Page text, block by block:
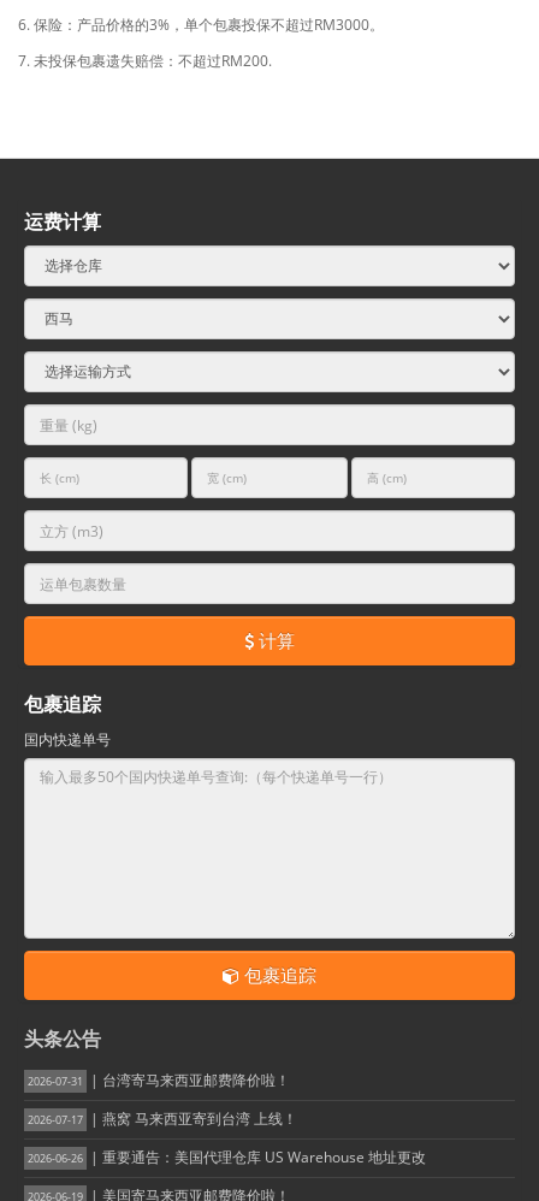
6. 保险：产品价格的3%，单个包裹投保不超过RM3000。
7. 未投保包裹遗失赔偿：不超过RM200.
运费计算
计算
包裹追踪
国内快递单号
包裹追踪
头条公告
2026-07-31 | 台湾寄马来西亚邮费降价啦！
2026-07-17 | 燕窝 马来西亚寄到台湾 上线！
2026-06-26 | 重要通告：美国代理仓库 US Warehouse 地址更改
2026-06-19 | 美国寄马来西亚邮费降价啦！